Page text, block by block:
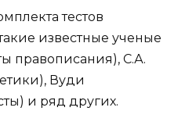
тестов
известные ученые
правописания), С.А.
Вуди
и ряд других.